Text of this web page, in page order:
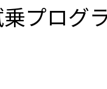
プログ